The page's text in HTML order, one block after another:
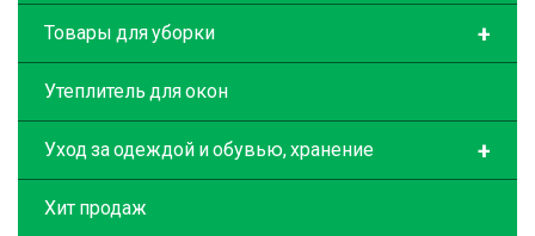
+
Товары для уборки
Утеплитель для окон
+
Уход за одеждой и обувью, хранение
Хит продаж